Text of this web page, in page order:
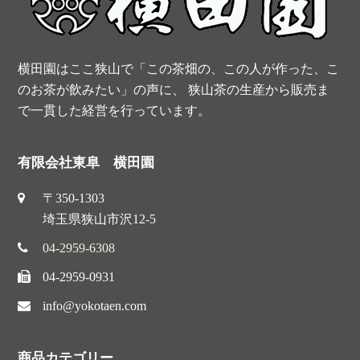
o
e
t
e
横田園はここ狭山で「この茶畑の、この人が作った、こ
のお茶が飲みたい」の声に、 狭山茶の生産から販売ま
で一貫した経営を行っています。
有限会社東阜 横田園
〒350-1303
埼玉県狭山市沢12-5
04-2959-6308
04-2959-0931
info@yokotaen.com